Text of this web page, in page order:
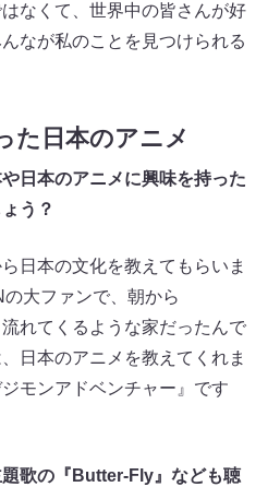
なくて、世界中の皆さんが好
なが私のことを見つけられる
た日本のアニメ
日本のアニメに興味を持った
う？
日本の文化を教えてもらいま
大ファンで、朝から
れてくるような家だったんで
日本のアニメを教えてくれま
モンアドベンチャー』です
歌の『Butter-Fly』なども聴